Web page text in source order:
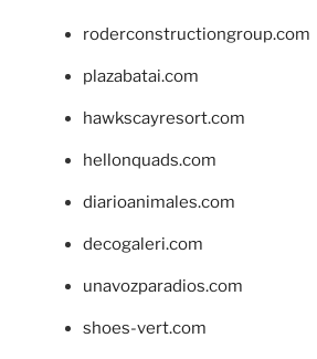
roderconstructiongroup.com
plazabatai.com
hawkscayresort.com
hellonquads.com
diarioanimales.com
decogaleri.com
unavozparadios.com
shoes-vert.com